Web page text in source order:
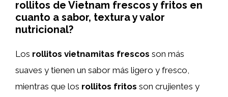
rollitos de Vietnam frescos y fritos en
cuanto a sabor, textura y valor
nutricional?
Los rollitos vietnamitas frescos son más
suaves y tienen un sabor más ligero y fresco,
mientras que los rollitos fritos son crujientes y